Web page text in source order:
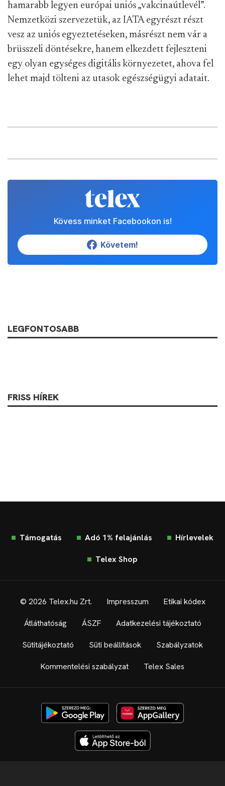
hamarabb legyen európai uniós „vakcinaútlevél”.
Nemzetközi szervezetük, az IATA egyrészt részt
vesz az uniós egyeztetéseken, másrészt nem vár a
brüsszeli döntésekre, hanem elkezdett fejleszteni
egy olyan egységes digitális környezetet, ahova fel
lehet majd tölteni az utasok egészségügyi adatait.
Kövess minket Facebookon is!
Követem!
LEGFONTOSABB
FRISS HÍREK
Támogatás Adó 1% felajánlás Hírlevelek
Telex Shop
© 2026 Telex.hu Zrt. Impresszum Etikai kódex
Átláthatóság ÁSZF Adatkezelési tájékoztató
Sütitájékoztató Süti beállítások Szabályzatok
Kommentelési szabályzat Telex Sales